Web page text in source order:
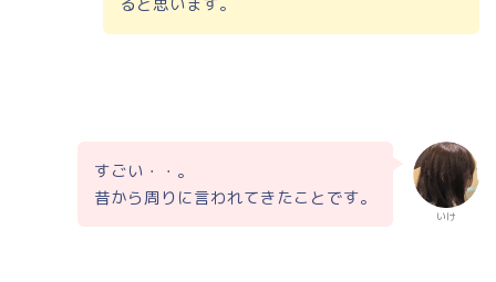
いけ
すごい・・。
昔から周りに言われてきたことです。